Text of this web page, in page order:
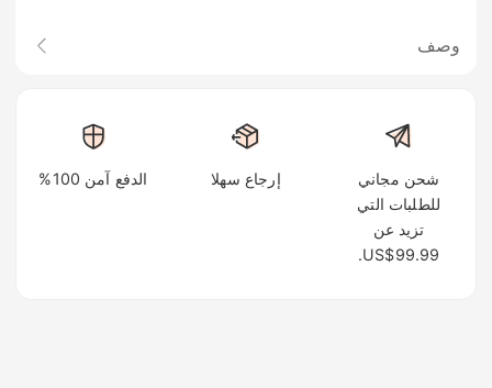
وصف
شحن مجاني
للطلبات التي
تزيد عن
US$99.99.
إرجاع سهلا الدفع آمن 100%